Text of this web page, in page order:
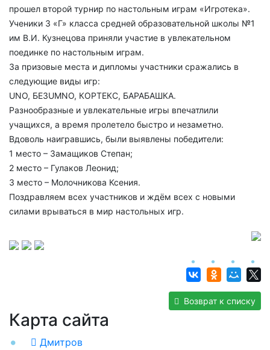
прошел второй турнир по настольным играм «Игротека».
Ученики 3 «Г» класса средней образовательной школы №1
им В.И. Кузнецова приняли участие в увлекательном
поединке по настольным играм.
За призовые места и дипломы участники сражались в
следующие виды игр:
UNO, БЕЗUMNO, КОРТЕКС, БАРАБАШКА.
Разнообразные и увлекательные игры впечатлили
учащихся, а время пролетело быстро и незаметно.
Вдоволь наигравшись, были выявлены победители:
1 место – Замащиков Степан;
2 место – Гулаков Леонид;
3 место – Молочникова Ксения.
Поздравляем всех участников и ждём всех с новыми
силами врываться в мир настольных игр.
Возврат к списку
Карта сайта
Дмитров